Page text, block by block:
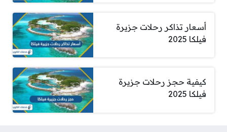
أسعار تذاكر رحلات جزيرة
فيلكا 2025
كيفية حجز رحلات جزيرة
فيلكا 2025